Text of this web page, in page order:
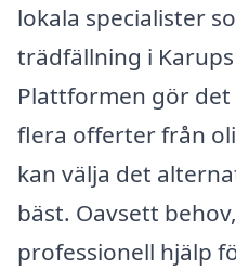
lokala specialister
trädfällning i
Plattformen gör
flera offerter från
kan välja det
bäst. Oavsett
professionell hjälp